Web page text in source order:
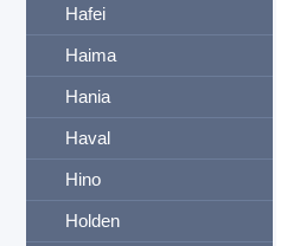
Hafei
Haima
Hania
Haval
Hino
Holden